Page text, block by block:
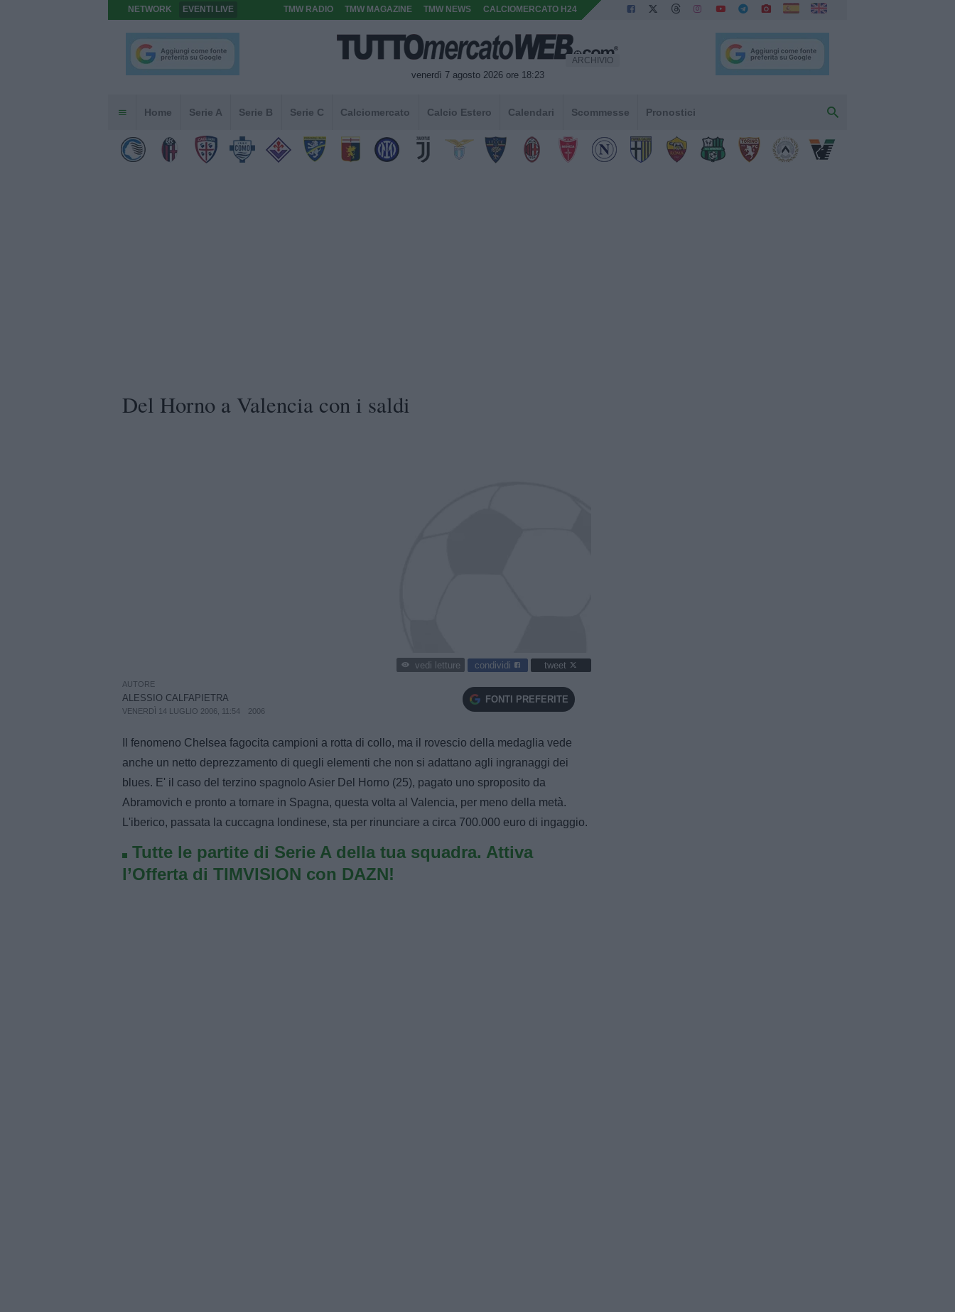
NETWORK EVENTI LIVE TMW RADIO TMW MAGAZINE TMW NEWS CALCIOMERCATO H24
venerdì 7 agosto 2026 ore 18:23
ARCHIVIO
Home Serie A Serie B Serie C Calciomercato Calcio Estero Calendari Scommesse Pronostici
Del Horno a Valencia con i saldi
vedi letture condividi tweet
AUTORE
ALESSIO CALFAPIETRA
VENERDÌ 14 LUGLIO 2006, 11:54 2006
FONTI PREFERITE
Il fenomeno Chelsea fagocita campioni a rotta di collo, ma il rovescio della medaglia vede
anche un netto deprezzamento di quegli elementi che non si adattano agli ingranaggi dei
blues. E' il caso del terzino spagnolo Asier Del Horno (25), pagato uno sproposito da
Abramovich e pronto a tornare in Spagna, questa volta al Valencia, per meno della metà.
L'iberico, passata la cuccagna londinese, sta per rinunciare a circa 700.000 euro di ingaggio.
Tutte le partite di Serie A della tua squadra. Attiva
l’Offerta di TIMVISION con DAZN!